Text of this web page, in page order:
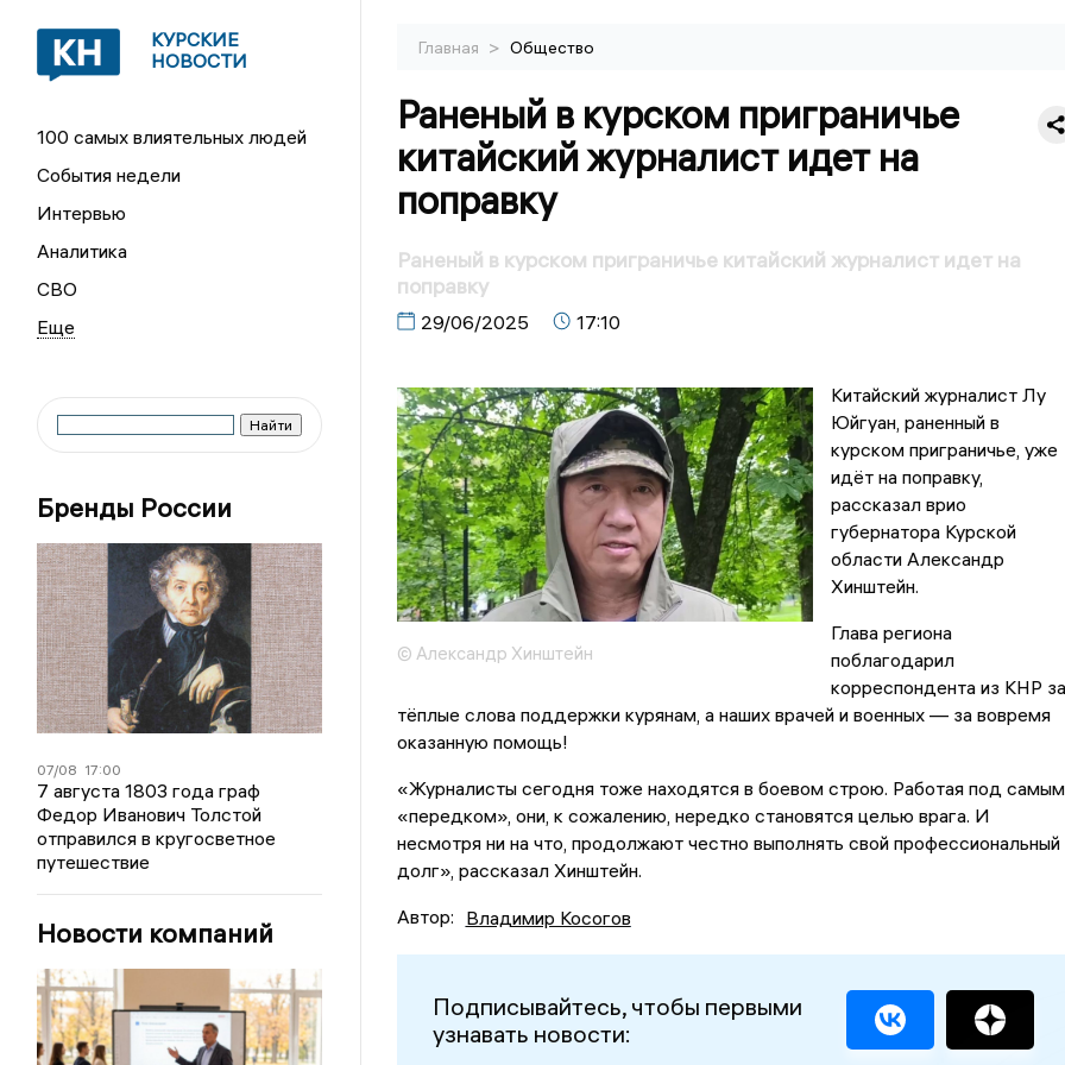
КУРСКИЕ
НОВОСТИ
100 самых влиятельных людей
События недели
Интервью
Аналитика
СВО
Бренды России
07/08 17:00
7 августа 1803 года граф
Федор Иванович Толстой
отправился в кругосветное
путешествие
Новости компаний
Главная > Общество
Раненый в курском приграничье
китайский журналист идет на
поправку
Раненый в курском приграничье китайский журналист идет на
поправку
29/06/2025 17:10
© Александр Хинштейн
Китайский журналист Лу
Юйгуан, раненный в
курском приграничье, уже
идёт на поправку,
рассказал врио
губернатора Курской
области Александр
Хинштейн.
Глава региона
поблагодарил
корреспондента из КНР за
тёплые слова поддержки курянам, а наших врачей и военных — за вовремя
оказанную помощь!
«Журналисты сегодня тоже находятся в боевом строю. Работая под самым
«передком», они, к сожалению, нередко становятся целью врага. И
несмотря ни на что, продолжают честно выполнять свой профессиональный
долг», рассказал Хинштейн.
Автор: Владимир Косогов
Подписывайтесь, чтобы первыми
узнавать новости: